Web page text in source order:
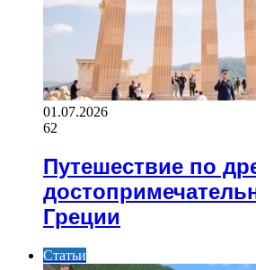
01.07.2026
62
Путешествие по
Греции
Статьи